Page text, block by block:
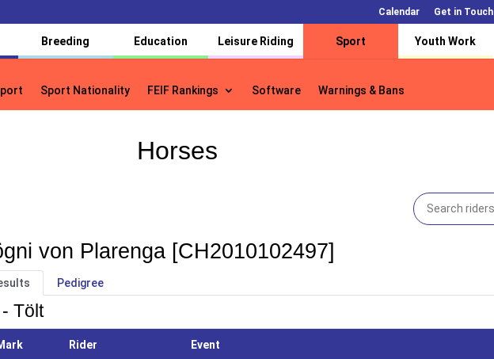
Calendar Get in Touch
Breeding Education Leisure Riding Sport Youth Work
Sport Nationality FEIF Rankings Software Warnings & Bans
Sport Nationality FEIF Rankings Software Warnings & Bans
Horses
von Plarenga [CH2010102497]
Pedigree
Tölt
Rider Event